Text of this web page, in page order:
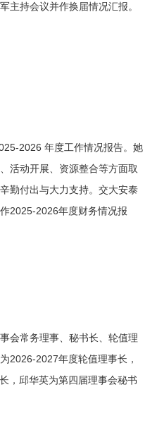
主持会议并作换届情况汇报。
2026 年度工作情况报告。她
活动开展、资源整合等方面取
勤付出与大力支持。交大安泰
2025-2026年度财务情况报
会常务理事、秘书长、轮值理
2026-2027年度轮值理事长，
，邱华英为第四届理事会秘书